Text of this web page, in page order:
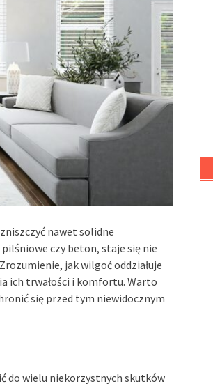
nawet solidne
czy beton, staje się nie
jak wilgoć oddziałuje
ich trwałości i komfortu. Warto
się przed tym niewidocznym
do wielu niekorzystnych skutków